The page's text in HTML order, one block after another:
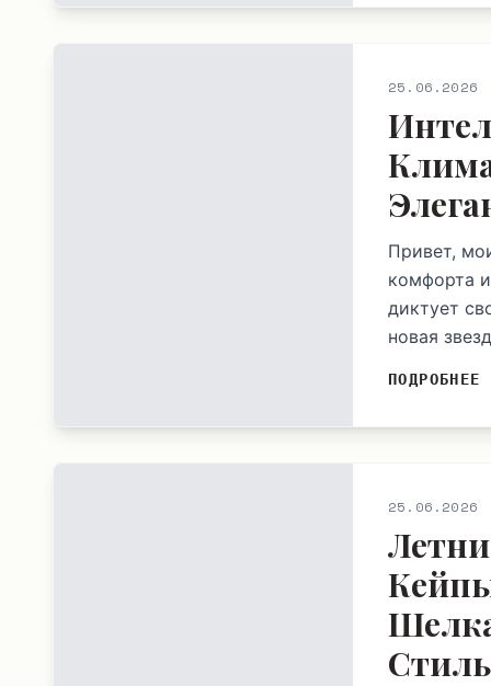
25.06.2026
Привет,
комфорта
диктует
новая
ПОДРОБНЕЕ
25.06.2026